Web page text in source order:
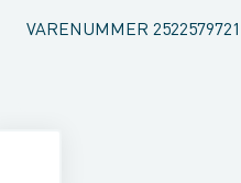
VARENUMMER 2522579721